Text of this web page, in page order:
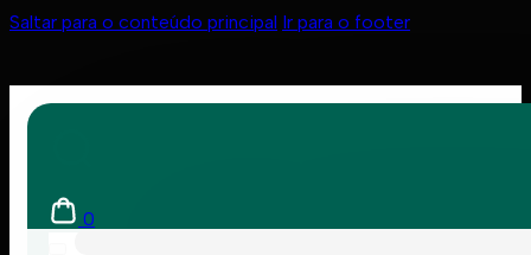
Saltar para o conteúdo principal Ir para o footer
0